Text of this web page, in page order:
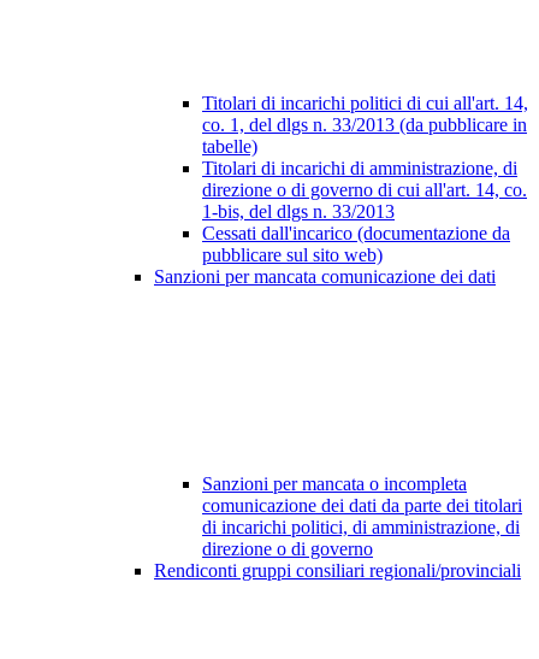
Titolari di incarichi politici di cui all'art. 14,
co. 1, del dlgs n. 33/2013 (da pubblicare in
tabelle)
Titolari di incarichi di amministrazione, di
direzione o di governo di cui all'art. 14, co.
1-bis, del dlgs n. 33/2013
Cessati dall'incarico (documentazione da
pubblicare sul sito web)
Sanzioni per mancata comunicazione dei dati
Sanzioni per mancata o incompleta
comunicazione dei dati da parte dei titolari
di incarichi politici, di amministrazione, di
direzione o di governo
Rendiconti gruppi consiliari regionali/provinciali